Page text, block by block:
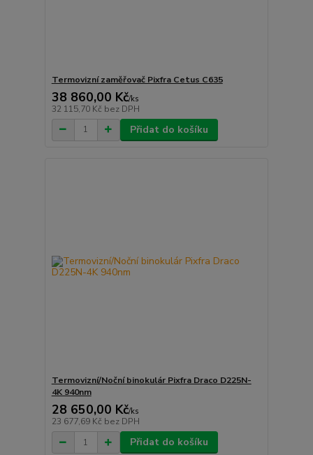
Termovizní zaměřovač Pixfra Cetus C635
38 860,00 Kč/ks
32 115,70 Kč bez DPH
Přidat do košíku
Termovizní/Noční binokulár Pixfra Draco D225N-
4K 940nm
28 650,00 Kč/ks
23 677,69 Kč bez DPH
Přidat do košíku